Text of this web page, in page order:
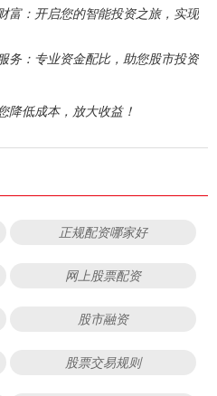
富：开启您的智能投资之旅，实现
务：专业资金配比，助您股市投资
降低成本，放大收益！
正规配资哪家好
网上股票配资
股市融资
股票交易规则